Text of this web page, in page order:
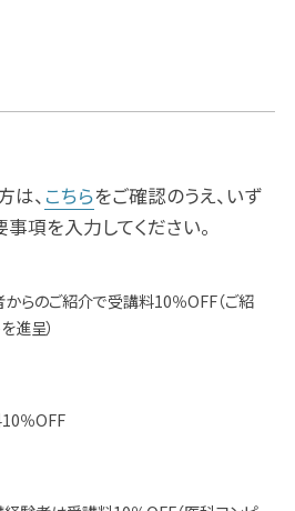
は、 こちらをご確認のうえ、いず
項を入力してください。
らのご紹介で受講料10％OFF（ご紹
進呈）
％OFF